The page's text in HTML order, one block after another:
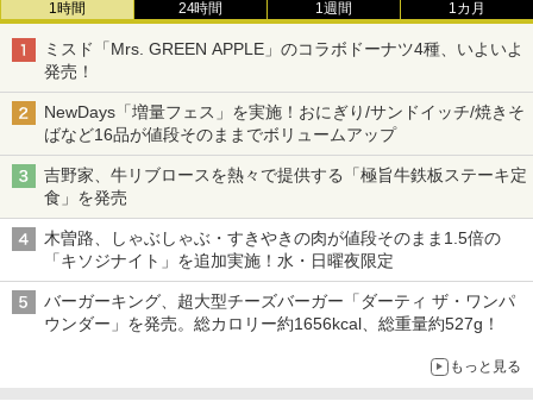
1時間 24時間 1週間 1カ月
ミスド「Mrs. GREEN APPLE」のコラボドーナツ4種、いよいよ
発売！
NewDays「増量フェス」を実施！おにぎり/サンドイッチ/焼きそ
ばなど16品が値段そのままでボリュームアップ
吉野家、牛リブロースを熱々で提供する「極旨牛鉄板ステーキ定
食」を発売
木曽路、しゃぶしゃぶ・すきやきの肉が値段そのまま1.5倍の
「キソジナイト」を追加実施！水・日曜夜限定
バーガーキング、超大型チーズバーガー「ダーティ ザ・ワンパ
ウンダー」を発売。総カロリー約1656kcal、総重量約527g！
もっと見る